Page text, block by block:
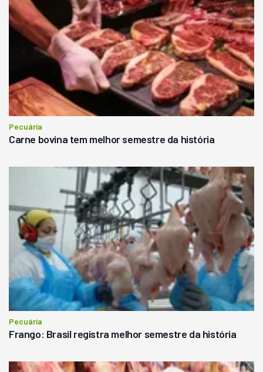
Pecuária
Carne bovina tem melhor semestre da história
Pecuária
Frango: Brasil registra melhor semestre da história